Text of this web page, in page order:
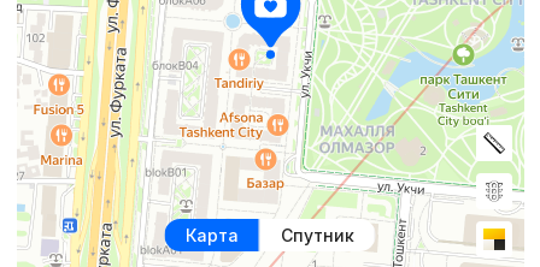
Карта Спутник